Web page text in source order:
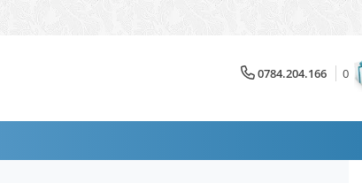
0784.204.166 0